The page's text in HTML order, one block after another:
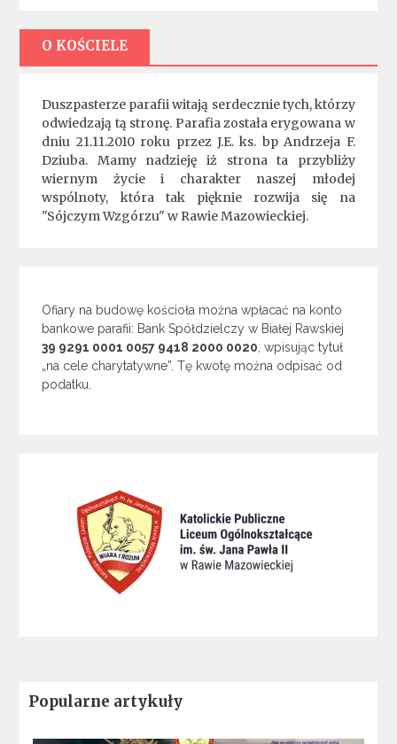
O KOŚCIELE
Duszpasterze parafii witają serdecznie tych, którzy
odwiedzają tą stronę. Parafia została erygowana w
dniu 21.11.2010 roku przez J.E. ks. bp Andrzeja F.
Dziuba. Mamy nadzieję iż strona ta przybliży
wiernym życie i charakter naszej młodej
wspólnoty, która tak pięknie rozwija się na
"Sójczym Wzgórzu" w Rawie Mazowieckiej.
Ofiary na budowę kościoła można wpłacać na konto
bankowe parafii: Bank Spółdzielczy w Białej Rawskiej
39 9291 0001 0057 9418 2000 0020 , wpisując tytuł
„na cele charytatywne”. Tę kwotę można odpisać od
podatku.
Popularne artykuły